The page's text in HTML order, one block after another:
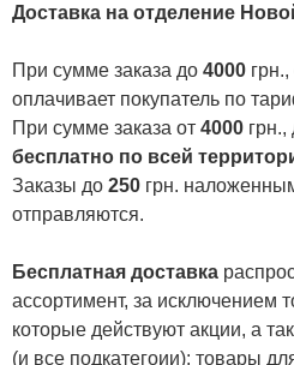
Доставка на отделение
При сумме заказа до 4000
оплачивает покупатель по
При сумме заказа от 4000 грн.,
бесплатно по всей
Заказы до 250 грн.
отправляются.
Бесплатная доставка
ассортимент, за исключением
которые действуют акции, а
(и все подкатегоии): товары